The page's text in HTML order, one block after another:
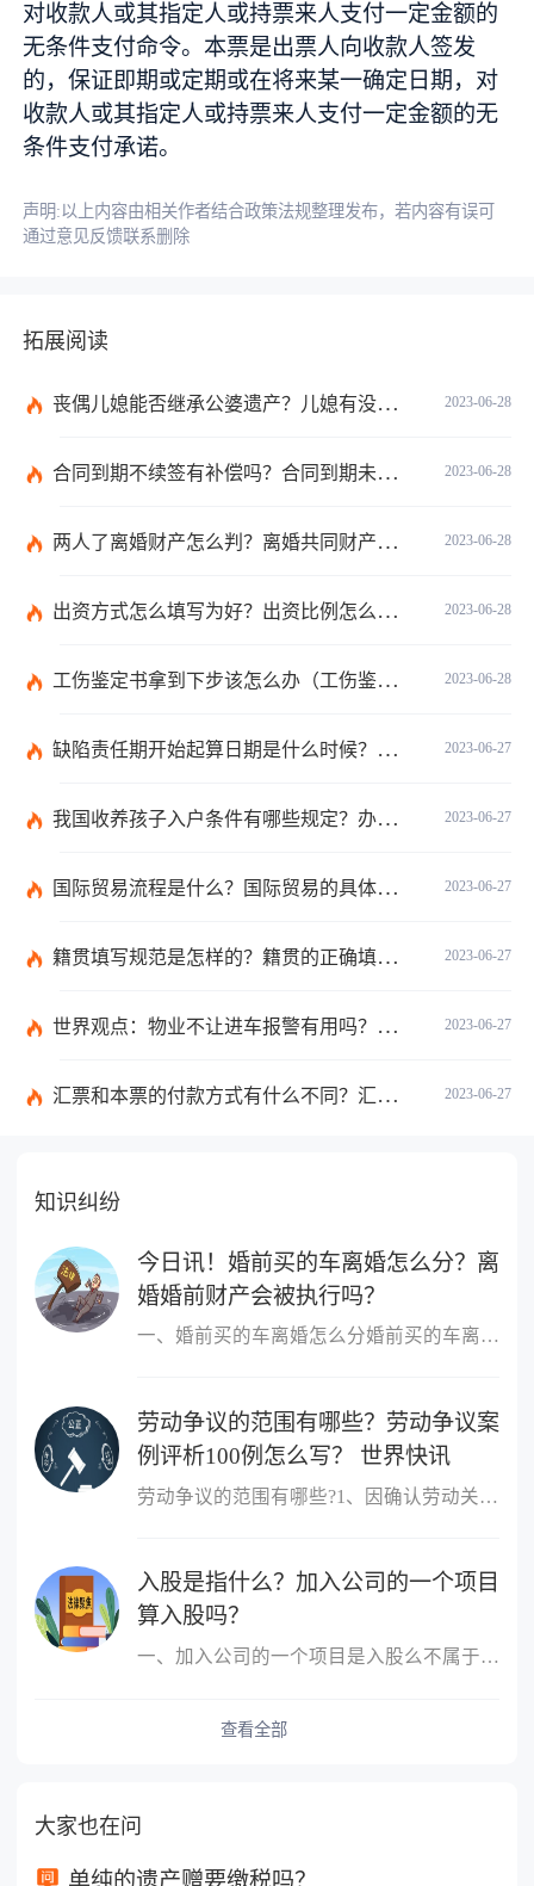
对收款人或其指定人或持票来人支付一定金额的
无条件支付命令。本票是出票人向收款人签发
的，保证即期或定期或在将来某一确定日期，对
收款人或其指定人或持票来人支付一定金额的无
条件支付承诺。
声明:以上内容由相关作者结合政策法规整理发布，若内容有误可
通过意见反馈联系删除
拓展阅读
2023-06-28
丧偶儿媳能否继承公婆遗产？儿媳有没有赡养老人的义务？
2023-06-28
合同到期不续签有补偿吗？合同到期未提前30天通知怎么赔偿？ 当前速看
2023-06-28
两人了离婚财产怎么判？离婚共同财产有哪些？_焦点快报
2023-06-28
出资方式怎么填写为好？出资比例怎么填写？
2023-06-28
工伤鉴定书拿到下步该怎么办（工伤鉴定后要是对伤残等级结论不服怎么办）
2023-06-27
缺陷责任期开始起算日期是什么时候？缺陷责任终止证书签发的必要条件是什么？
2023-06-27
我国收养孩子入户条件有哪些规定？办理收养登记的事实收养情况有几种？
2023-06-27
国际贸易流程是什么？国际贸易的具体流程的内容都有哪些？
2023-06-27
籍贯填写规范是怎样的？籍贯的正确填写规范是什么？-天天微动态
2023-06-27
世界观点：物业不让进车报警有用吗？小区不让业主进车该怎么投诉？
2023-06-27
汇票和本票的付款方式有什么不同？汇票和本票包含的交易数有什么不同？ 环球今热点
知识纠纷
今日讯！婚前买的车离婚怎么分？离
婚婚前财产会被执行吗？
一、婚前买的车离婚怎么分婚前买的车离婚，除另有约定外，一般归个
劳动争议的范围有哪些？劳动争议案
例评析100例怎么写？ 世界快讯
劳动争议的范围有哪些?1、因确认劳动关系发生的争议;2、因订立、履
入股是指什么？加入公司的一个项目
算入股吗？
一、加入公司的一个项目是入股么不属于，入股是指公司成立后，原始
查看全部
大家也在问